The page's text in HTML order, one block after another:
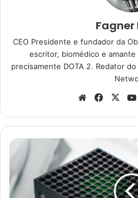
Fagner
CEO Presidente e fundador da
escritor, biomédico e
precisamente DOTA 2. Redator
Website X
"Comprei
novamente
um
Series
X,